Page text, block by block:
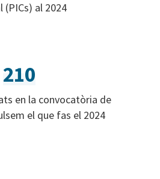
(PICs) al 2024
210
en la convocatòria de
el que fas el 2024